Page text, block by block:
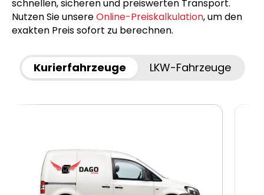
schnellen, sicheren und preiswerten Transport.
Nutzen Sie unsereOnline-Preiskalkulation, um den
exakten Preis sofort zu berechnen.
Kurierfahrzeuge LKW-Fahrzeuge